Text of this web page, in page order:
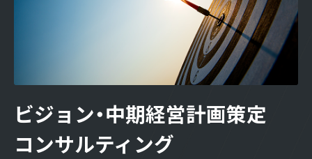
ビジョン・中期経営計画策定
コンサルティング